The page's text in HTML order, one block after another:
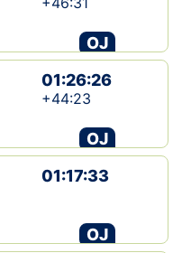
OJ
01:26:26
+44:23
OJ
01:17:33
OJ